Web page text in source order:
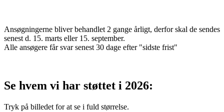
Ansøgningerne bliver behandlet 2 gange årligt, derfor skal de sendes
senest d. 15. marts eller 15. september.
Alle ansøgere får svar senest 30 dage efter "sidste frist"
Se hvem vi har støttet i 2026:
Tryk på billedet for at se i fuld størrelse.